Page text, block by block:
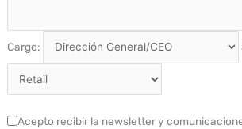
Cargo:
Acepto recibir la newsletter y